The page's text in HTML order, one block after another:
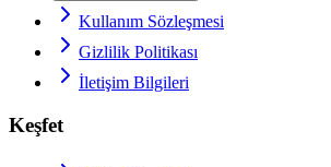
Kullanım Sözleşmesi
Gizlilik Politikası
İletişim Bilgileri
Keşfet